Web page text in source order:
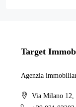
Target
Agenzia
Via Milano 12,